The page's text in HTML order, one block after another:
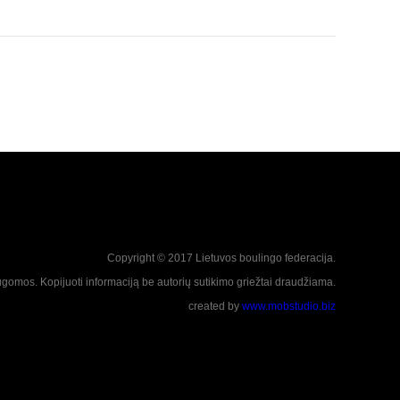
Copyright © 2017 Lietuvos boulingo federacija.
Kopijuoti informaciją be autorių sutikimo griežtai draudžiama.
created by www.mobstudio.biz